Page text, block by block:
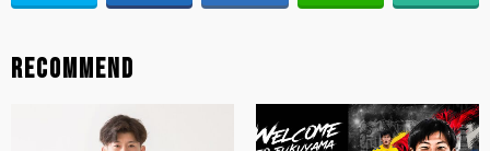
RECOMMEND